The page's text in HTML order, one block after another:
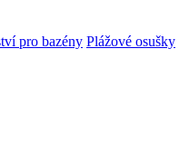
pro bazény Plážové osušky